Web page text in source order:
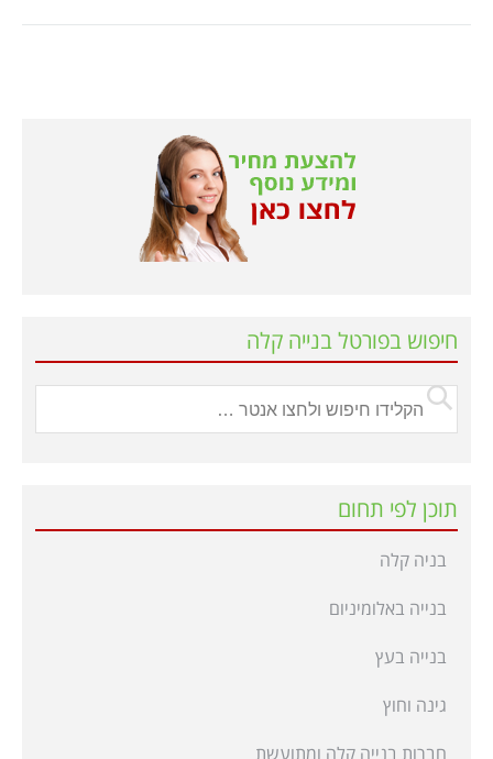
חיפוש בפורטל בנייה קלה
תוכן לפי תחום
בניה קלה
בנייה באלומיניום
בנייה בעץ
גינה וחוץ
חברות בנייה קלה ומתועשת